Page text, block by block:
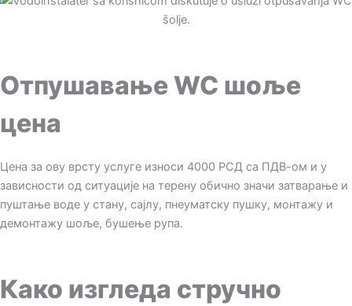
Отпушавање WC шоље
цена
Цена за ову врсту услуге износи 4000 РСД са ПДВ-ом и у
зависности од ситуације на терену обично значи затварање и
пуштање воде у стану, сајлу, пнеуматску пушку, монтажу и
демонтажу шоље, бушење рупа.
Како изгледа стручно